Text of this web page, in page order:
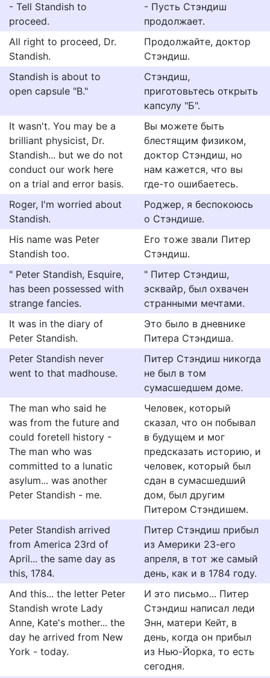
- Tell Standish to
proceed.
- Пусть Стэндиш
продолжает.
All right to proceed, Dr.
Standish.
Продолжайте, доктор
Стэндиш.
Standish is about to
open capsule "B."
Стэндиш,
приготовьтесь открыть
капсулу "Б".
It wasn't. You may be a
brilliant physicist, Dr.
Standish... but we do not
conduct our work here
on a trial and error basis.
Вы можете быть
блестящим физиком,
доктор Стэндиш, но
нам кажется, что вы
где-то ошибаетесь.
Roger, I'm worried about
Standish.
Роджер, я беспокоюсь
о Стэндише.
His name was Peter
Standish too.
Его тоже звали Питер
Стэндиш.
" Peter Standish, Esquire,
has been possessed with
strange fancies.
" Питер Стэндиш,
эсквайр, был охвачен
странными мечтами.
It was in the diary of
Peter Standish.
Это было в дневнике
Питера Стэндиша.
Peter Standish never
went to that madhouse.
Питер Стэндиш никогда
не был в том
сумасшедшем доме.
The man who said he
was from the future and
could foretell history -
The man who was
committed to a lunatic
asylum... was another
Peter Standish - me.
Человек, который
сказал, что он побывал
в будущем и мог
предсказать историю, и
человек, который был
сдан в сумасшедший
дом, был другим
Питером Стэндишем.
Peter Standish arrived
from America 23rd of
April... the same day as
this, 1784.
Питер Стэндиш прибыл
из Америки 23-его
апреля, в тот же самый
день, как и в 1784 году.
And this... the letter Peter
Standish wrote Lady
Anne, Kate's mother... the
day he arrived from New
York - today.
И это письмо... Питер
Стэндиш написал леди
Энн, матери Кейт, в
день, когда он прибыл
из Нью-Йорка, то есть
сегодня.